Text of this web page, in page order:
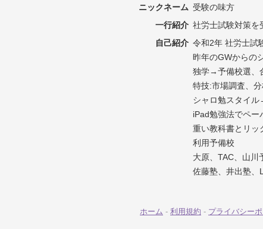
ニックネーム 受験の味方
一行紹介 社労士試験対策を
自己紹介 令和2年 社労士試
昨年のGWからの
独学→予備校選、
特技:市場調査、
シャロ勉スタイ
iPad勉強法でペー
重い教科書とリッ
利用予備校
大原、TAC、山川
佐藤塾、井出塾、
ホーム - 利用規約 - プライバシー